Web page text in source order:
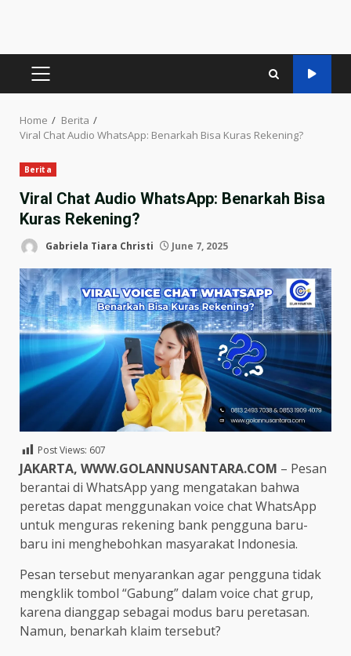
PRIMARY
Home
Berita
Viral Chat Audio WhatsApp: Benarkah Bisa Kuras Rekening?
Berita
Viral Chat Audio WhatsApp: Benarkah Bisa
Kuras Rekening?
Gabriela Tiara Christi June 7, 2025
Post Views: 607
JAKARTA, WWW.GOLANNUSANTARA.COM – Pesan
berantai di WhatsApp yang mengatakan bahwa
peretas dapat menggunakan voice chat WhatsApp
untuk menguras rekening bank pengguna baru-
baru ini menghebohkan masyarakat Indonesia.
Pesan tersebut menyarankan agar pengguna tidak
mengklik tombol “Gabung” dalam voice chat grup,
karena dianggap sebagai modus baru peretasan.
Namun, benarkah klaim tersebut?